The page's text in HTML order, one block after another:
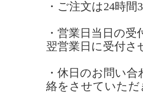
・ご注文は24時
・営業日当日の
翌営業日に受付
・休日のお問い
絡をさせていただ